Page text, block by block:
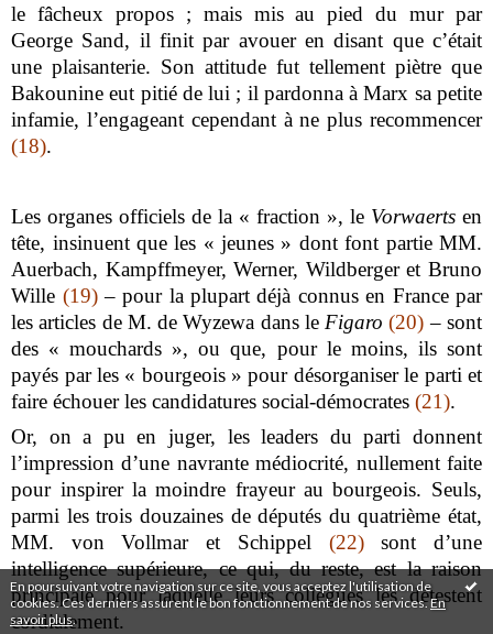
En poursuivant votre navigation sur ce site, vous acceptez l'utilisation de
cookies. Ces derniers assurent le bon fonctionnement de nos services.En
savoir plus.
le fâcheux propos ; mais mis au pied du mur par
George Sand, il finit par avouer en disant que c’était
une plaisanterie. Son attitude fut tellement piètre que
Bakounine eut pitié de lui ; il pardonna à Marx sa petite
infamie, l’engageant cependant à ne plus recommencer
(18).
Les organes officiels de la « fraction », le Vorwaerts en
tête, insinuent que les « jeunes » dont font partie MM.
Auerbach, Kampffmeyer, Werner, Wildberger et Bruno
Wille (19) – pour la plupart déjà connus en France par
les articles de M. de Wyzewa dans le Figaro(20) – sont
des « mouchards », ou que, pour le moins, ils sont
payés par les « bourgeois » pour désorganiser le parti et
faire échouer les candidatures social-démocrates(21).
Or, on a pu en juger, les leaders du parti donnent
l’impression d’une navrante médiocrité, nullement faite
pour inspirer la moindre frayeur au bourgeois. Seuls,
parmi les trois douzaines de députés du quatrième état,
MM. von Vollmar et Schippel (22)
sont d’une
intelligence supérieure, ce qui, du reste, est la raison
principale pour laquelle leurs collègues les détestent
cordialement.